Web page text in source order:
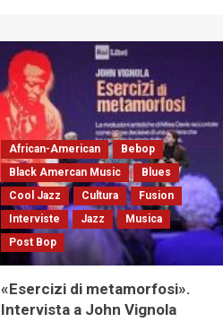
su
SANT’
IN
JAZZ
Miles
Davis
Festival
–
I
Can
See
Fo(u)r
Miles.
Santa
Ligure,
dal
African-American
Bebop
Black Amercan Music
Blues
Cool Jazz
Cultura
Fusion
Interviste
Jazz
Musica
Post Bop
«Esercizi di metamorfosi».
Intervista a John Vignola